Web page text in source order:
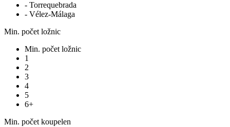
- Torrequebrada
- Vélez-Málaga
Min. počet ložnic
Min. počet ložnic
1
2
3
4
5
6+
Min. počet koupelen